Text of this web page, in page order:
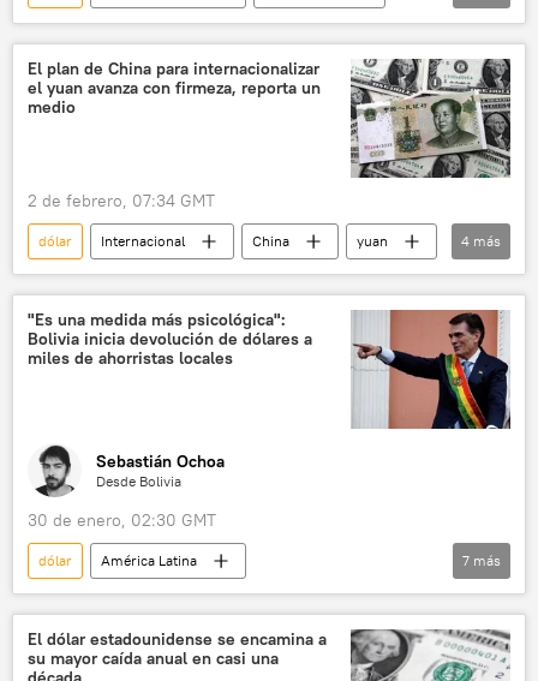
Argentina
Patagonia
Fondo Monetario Internacional (FMI)
Casa Rosada
💬 Opinión y Análisis
El plan de China para internacionalizar
el yuan avanza con firmeza, reporta un
medio
2 de febrero, 07:34 GMT
dólar Internacional China
yuan
South China Morning Post
Zambia
Pekín
Xi Jinping
4 más
"Es una medida más psicológica":
Bolivia inicia devolución de dólares a
miles de ahorristas locales
Sebastián Ochoa
Desde Bolivia
30 de enero, 02:30 GMT
dólar
América Latina
💬 Opinión y Análisis
Potosí
IBCE
Panamá
Banco Central de Bolivia
Bolivia
Rodrigo Paz
7 más
El dólar estadounidense se encamina a
su mayor caída anual en casi una